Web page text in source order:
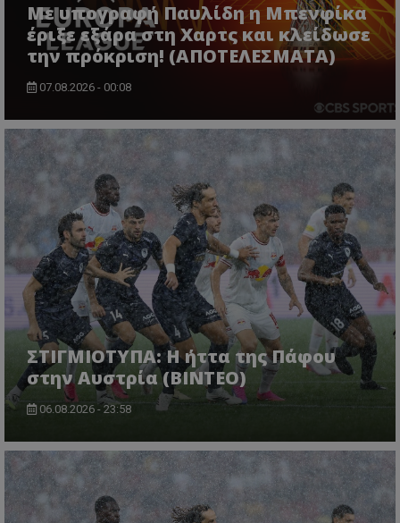
Με υπογραφή Παυλίδη η Μπενφίκα
έριξε εξάρα στη Χαρτς και κλείδωσε
την πρόκριση! (ΑΠΟΤΕΛΕΣΜΑΤΑ)
07.08.2026 - 00:08
ΣΤΙΓΜΙΟΤΥΠΑ: Η ήττα της Πάφου
στην Αυστρία (ΒΙΝΤΕΟ)
06.08.2026 - 23:58